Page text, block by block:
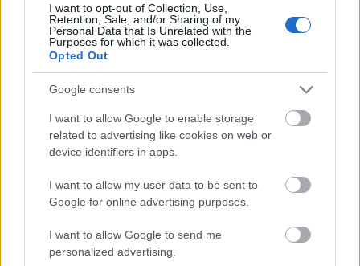
I want to opt-out of Collection, Use,
Retention, Sale, and/or Sharing of my
Personal Data that Is Unrelated with the
Purposes for which it was collected.
Opted Out
Google consents
I want to allow Google to enable storage
related to advertising like cookies on web or
device identifiers in apps.
I want to allow my user data to be sent to
Google for online advertising purposes.
I want to allow Google to send me
personalized advertising.